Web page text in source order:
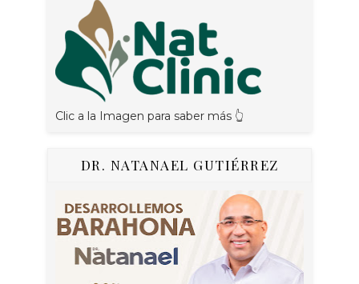
Clic a la Imagen para saber más 👆
DR. NATANAEL GUTIÉRREZ